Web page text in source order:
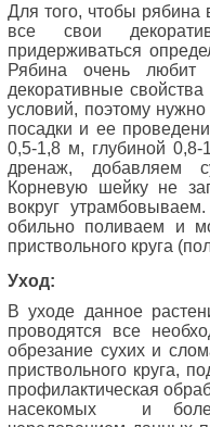
Для того, чтобы
все свои
придерживаться
Рябина очень
декоративные
условий, поэтому
посадки и ее
0,5-1,8 м, глубиной
дренаж, добавляем
Корневую шейку не
вокруг
обильно поливаем и
приствольного круга
Уход:
В уходе данное
проводятся все
обрезание сухих и
приствольного круга,
профилактическая
насекомых
и